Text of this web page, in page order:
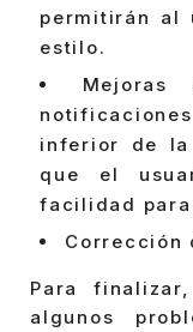
permitirán al
estilo.
inferior de
que el
facilidad para
Corrección
Para
algunos